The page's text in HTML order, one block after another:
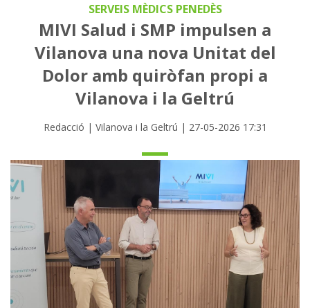
SERVEIS MÈDICS PENEDÈS
MIVI Salud i SMP impulsen a
Vilanova una nova Unitat del
Dolor amb quiròfan propi a
Vilanova i la Geltrú
Redacció | Vilanova i la Geltrú | 27-05-2026 17:31